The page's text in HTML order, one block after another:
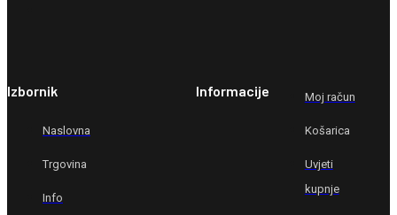
Izbornik
Naslovna
Trgovina
Info
Informacije Moj račun
Košarica
Uvjeti
kupnje